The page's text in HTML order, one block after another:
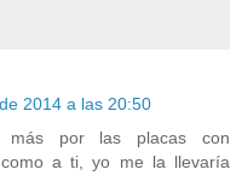
2014 a las 20:50
por las placas con
a ti, yo me la llevaría